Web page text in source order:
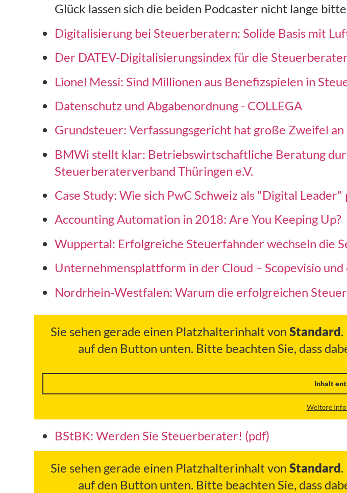
Glück lassen sich die beiden Podcaster nicht lange
Digitalisierung bei Steuerberatern: Solide Basis mit
Der DATEV-Digitalisierungsindex für die
Lionel Messi: Sind Millionen aus Benefizspielen in
Datenschutz und Abgabenordnung - COLLEGA
Grundsteuer: Verfassungsgericht hat große Zweifel an
BMWi stellt klar: Betriebswirtschaftliche Beratung
Steuerberaterverband Thüringen e.V.
Case Study: Wie sich PwC Schweiz als "Digital
Accounting Automation in 2018: Are You Keeping Up?
Wuppertal: Erfolgreiche Steuerfahnder wechseln die
Unternehmensplattform in der Cloud – Scopevisio
Nordrhein-Westfalen: Warum die erfolgreichen
Sie sehen gerade einen Platzhalterinhalt von Standard
auf den Button unten. Bitte beachten Sie, dass
Inhalt
Weitere
BStBK: Werden Sie Steuerberater! (pdf)
Sie sehen gerade einen Platzhalterinhalt von Standard
auf den Button unten. Bitte beachten Sie, dass